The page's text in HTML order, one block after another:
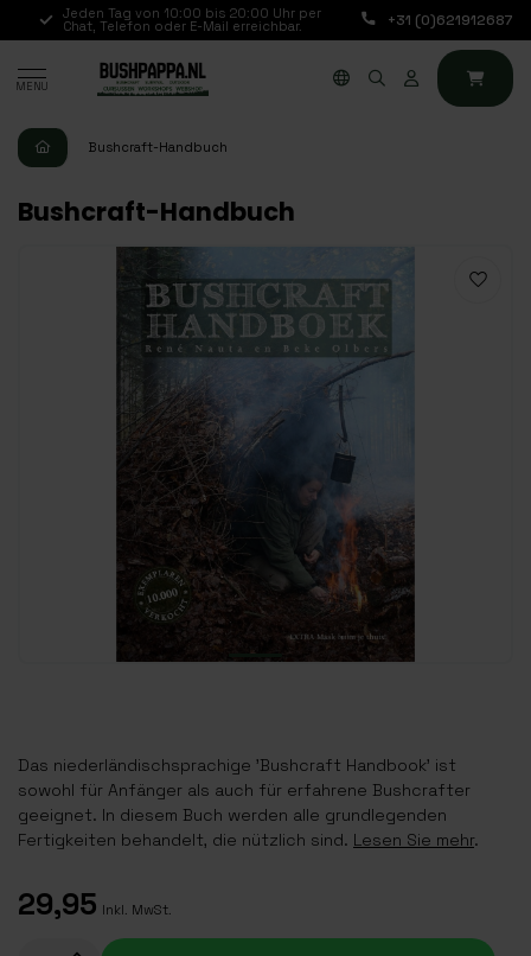
Jeden Tag von 10:00 bis 20:00 Uhr per
Chat, Telefon oder E-Mail erreichbar. +31 (0)621912687
MENU
Bushcraft-Handbuch
Bushcraft-Handbuch
Das niederländischsprachige 'Bushcraft Handbook' ist
sowohl für Anfänger als auch für erfahrene Bushcrafter
geeignet. In diesem Buch werden alle grundlegenden
Fertigkeiten behandelt, die nützlich sind. Lesen Sie mehr.
29,95 Inkl. MwSt.